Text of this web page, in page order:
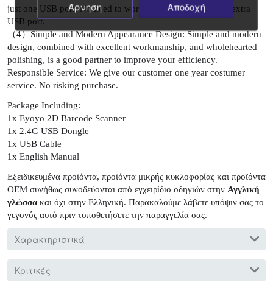
just one USB port. No need to worry about taking up your extra
USB port.
（4）Simple and Modern Appearance Design: Simple and modern
design, combined with excellent workmanship, and wholehearted
polishing, is a good partner to improve your efficiency.
Responsible Service: We give our customer one year costumer
service. No risking purchase.
Package Including:
1x Eyoyo 2D Barcode Scanner
1x 2.4G USB Dongle
1x USB Cable
1x English Manual
Εξειδικευμένα προϊόντα, προϊόντα μικρής κυκλοφορίας και προϊόντα
OEM συνήθως συνοδεύονται από εγχειρίδιο οδηγιών στην Αγγλική
γλώσσακαι όχι στην Ελληνική. Παρακαλούμε λάβετε υπόψιν σας το
γεγονός αυτό πριν τοποθετήσετε την παραγγελία σας.
Χαρακτηριστικά
Κριτικές
Άρνηση Αποδοχή